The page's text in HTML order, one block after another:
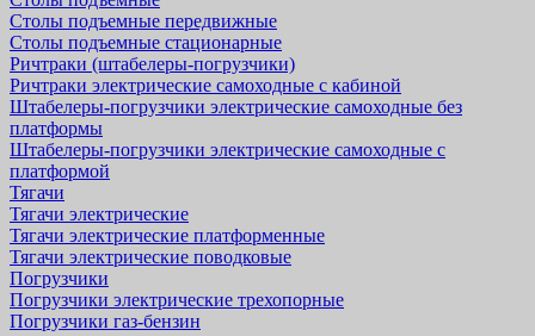
Столы подъемные передвижные
Столы подъемные стационарные
Ричтраки (штабелеры-погрузчики)
Ричтраки электрические самоходные с кабиной
Штабелеры-погрузчики электрические самоходные без
платформы
Штабелеры-погрузчики электрические самоходные с
платформой
Тягачи
Тягачи электрические
Тягачи электрические платформенные
Тягачи электрические поводковые
Погрузчики
Погрузчики электрические трехопорные
Погрузчики газ-бензин